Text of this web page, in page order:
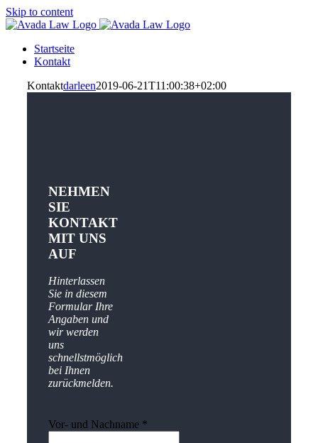
Skip to content
Startseite
Kontakt
Kontaktdarleen2019-06-21T11:00:38+02:00
NEHMEN
SIE
KONTAKT
MIT UNS
AUF
Hinterlassen
Sie in diesem
Formular Ihre
Angaben und
wir werden
uns
schnellstmöglich
bei Ihnen
zurückmelden.
Vor- und Nachname *